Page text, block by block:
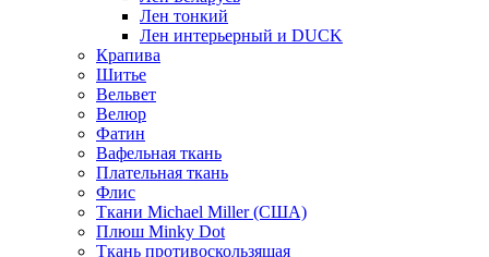
Лен тонкий
Лен интерьерный и DUCK
Крапива
Шитье
Вельвет
Велюр
Фатин
Вафельная ткань
Плательная ткань
Флис
Ткани Michael Miller (США)
Плюш Minky Dot
Ткань противоскользящая